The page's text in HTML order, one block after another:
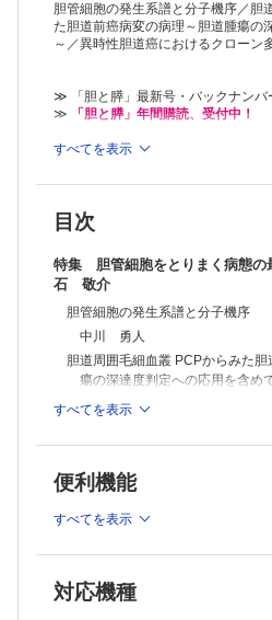
大野栄三郎ほか
胆石とゲノム
石澤 哲也ほか
紙谷 聡英ほか
PBC，PSC～最近のトピックス～
PSC の自己抗体からの病態理解
PSCにおける胆管細胞と免疫細胞の
藤原 弘明
GWASで解き明かすPBCの遺伝要因
PBCにおける活性化／老化胆管細胞
佐々木素子
胆管細胞の発生系譜と分子機序／胆
た胆道前癌病変の病理～胆道腫瘍の
～／異時性胆道癌におけるクロー
≫ 「胆と膵」最新号・バックナンバ
≫
「胆と膵」年間購読、受付中！
※本製品はPCでの閲覧も可能です。
ただけます。詳細はこちらでご確認
すべてを表示
目次
特集 胆管細胞をとりまく病態
石 敬介
胆管細胞の発生系譜と分子機序
中川 勇人
胆道周囲毛細血叢 PCPからみた
瘍の深達度判定への応用を含め
中沼 安二
混合型肝癌の臨床・病理的特徴
混合型肝癌の再考～肝細胞癌・胆
胆道疾患と免疫
すべてを表示
便利機能
すべてを表示
対応機種